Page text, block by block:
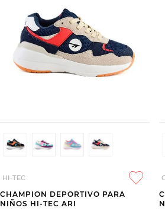
HI-TEC
CHAMPION DEPORTIVO PARA
NIÑOS HI-TEC ARI